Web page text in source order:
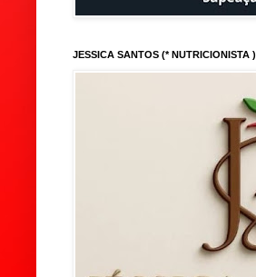
JESSICA SANTOS (* NUTRICIONISTA )